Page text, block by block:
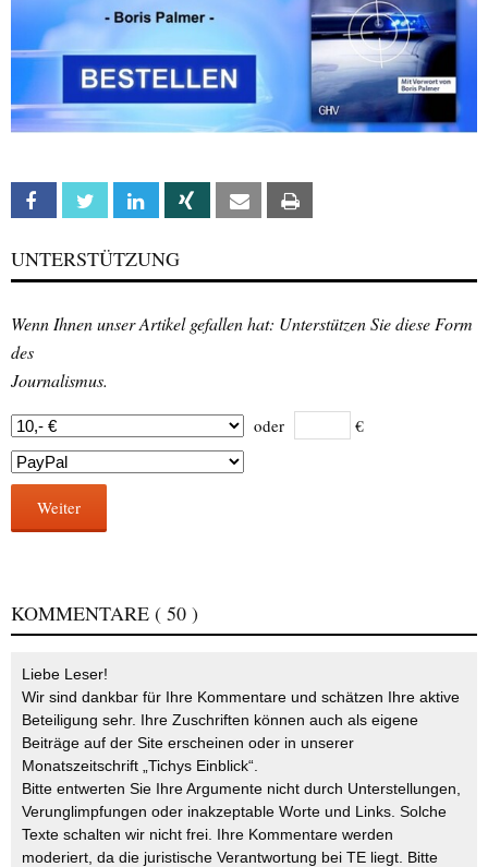
Facebook Twitter Linkedin Xing Email
UNTERSTÜTZUNG
Wenn Ihnen unser Artikel gefallen hat: Unterstützen Sie diese Form
des
Journalismus.
oder €
Weiter
KOMMENTARE ( 50 )
Liebe Leser!
Wir sind dankbar für Ihre Kommentare und schätzen Ihre aktive
Beteiligung sehr. Ihre Zuschriften können auch als eigene
Beiträge auf der Site erscheinen oder in unserer
Monatszeitschrift „Tichys Einblick“.
Bitte entwerten Sie Ihre Argumente nicht durch Unterstellungen,
Verunglimpfungen oder inakzeptable Worte und Links. Solche
Texte schalten wir nicht frei. Ihre Kommentare werden
moderiert, da die juristische Verantwortung bei TE liegt. Bitte